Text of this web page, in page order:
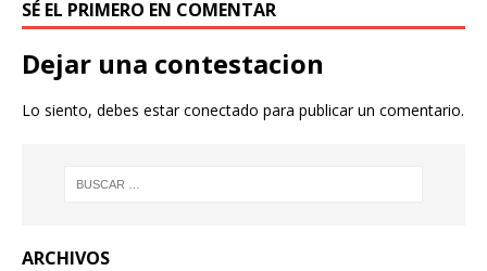
SÉ EL PRIMERO EN COMENTAR
Dejar una contestacion
Lo siento, debes estarconectado para publicar un comentario.
ARCHIVOS